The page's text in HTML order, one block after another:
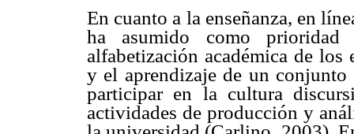
En cuanto a la enseñanza, en
ha asumido como prioridad
alfabetización académica de los
y el aprendizaje de un conjunto
participar en la cultura
actividades de producción y